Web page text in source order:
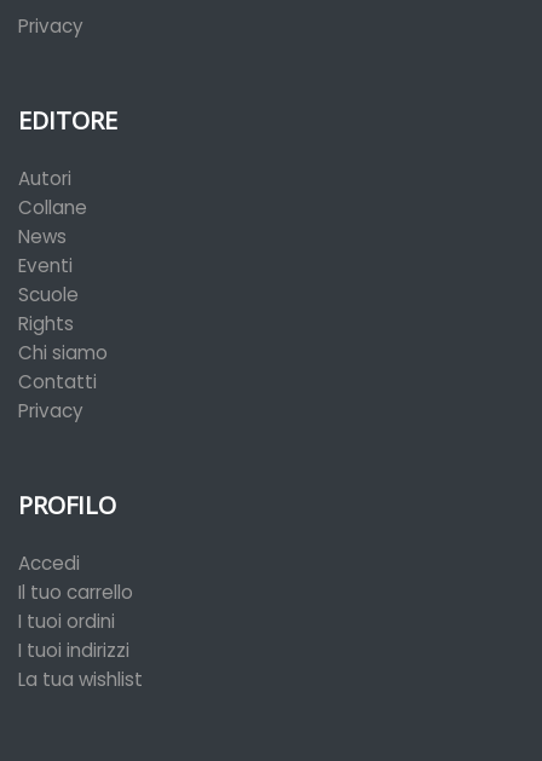
Privacy
EDITORE
Autori
Collane
News
Eventi
Scuole
Rights
Chi siamo
Contatti
Privacy
PROFILO
Accedi
Il tuo carrello
I tuoi ordini
I tuoi indirizzi
La tua wishlist